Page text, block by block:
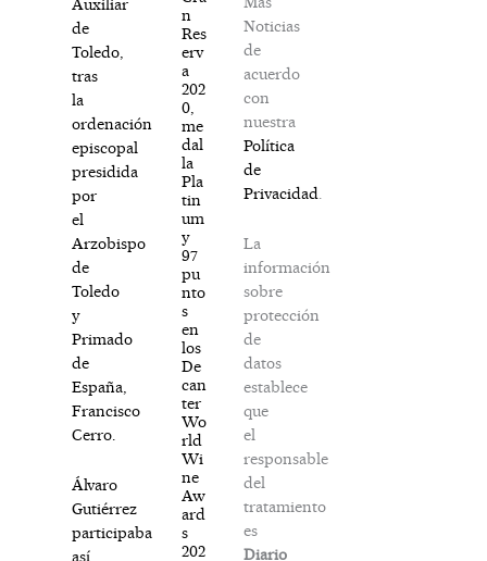
Auxiliar
de
Toledo,
tras
la
ordenación
episcopal
presidida
por
el
Arzobispo
de
Toledo
y
Primado
de
España,
Francisco
Cerro.
Álvaro
Gutiérrez
participaba
así
n
Res
erv
a
202
0,
me
dal
la
Pla
tin
um
y
97
pu
nto
s
en
los
De
can
ter
Wo
rld
Wi
ne
Aw
ard
s
202
Noticias
de
acuerdo
con
nuestra
Política
de
Privacidad
La
información
sobre
protección
de
datos
establece
que
el
responsable
del
tratamiento
es
Diario